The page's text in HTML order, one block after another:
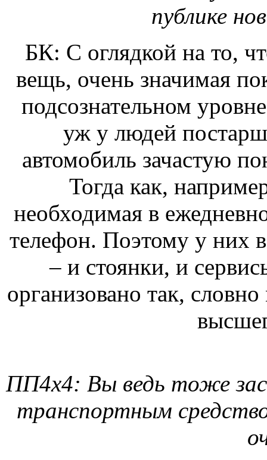
публике
БК: С оглядкой на то,
вещь, очень значимая
подсознательном
уж у людей
автомобиль зачастую
Тогда как,
необходимая в
телефон. Поэтому у них
– и стоянки, и
организовано так,
ПП4х4: Вы ведь тоже
транспортным